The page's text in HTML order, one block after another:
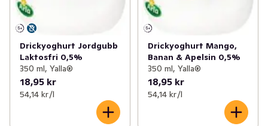
Drickyoghurt Jordgubb
Laktosfri 0,5%
350 ml, Yalla®
18,95 kr
54,14 kr /l
Drickyoghurt Mango,
Banan & Apelsin 0,5%
350 ml, Yalla®
18,95 kr
54,14 kr /l